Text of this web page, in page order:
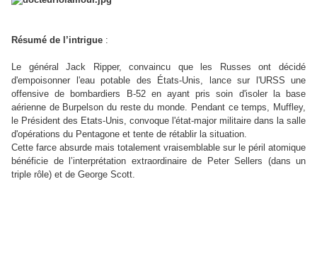
Résumé de l’intrigue :
Le général Jack Ripper, convaincu que les Russes ont décidé
d'empoisonner l'eau potable des États-Unis, lance sur l'URSS une
offensive de bombardiers B-52 en ayant pris soin d'isoler la base
aérienne de Burpelson du reste du monde. Pendant ce temps, Muffley,
le Président des Etats-Unis, convoque l'état-major militaire dans la salle
d'opérations du Pentagone et tente de rétablir la situation.
Cette farce absurde mais totalement vraisemblable sur le péril atomique
bénéficie de l’interprétation extraordinaire de Peter Sellers (dans un
triple rôle) et de George Scott.